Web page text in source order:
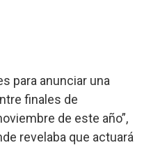
para anunciar una
finales de
de este año”,
revelaba que actuará